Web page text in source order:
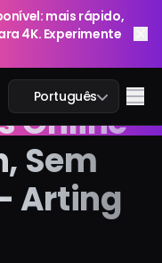
mais rápido,
4K. Experimente
Português
mais rápido,
Experimente
Bebê
Online
Sem
Arting